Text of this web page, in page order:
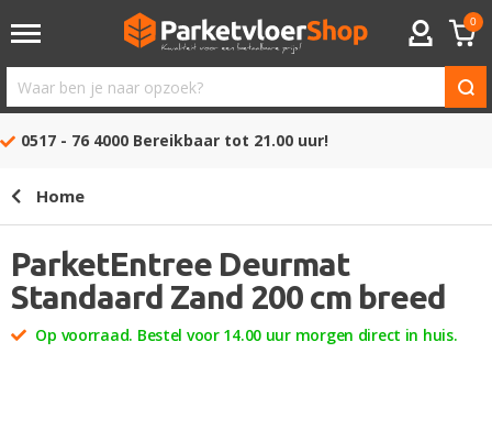
ACCOUNT
0
Waar
ben
opzoek?
0517 - 76 4000 Bereikbaar tot 21.00 uur!
Home
ParketEntree Deurmat
Standaard Zand ​200 cm breed
Op voorraad. Bestel voor 14.00 uur morgen direct in huis.